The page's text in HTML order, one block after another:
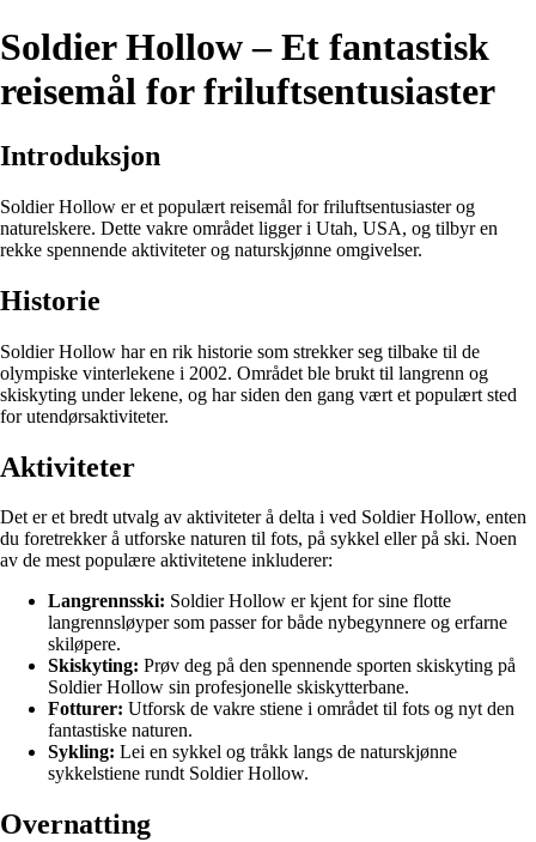
Soldier Hollow – Et fantastisk
reisemål for friluftsentusiaster
Introduksjon
Soldier Hollow er et populært reisemål for friluftsentusiaster og
naturelskere. Dette vakre området ligger i Utah, USA, og tilbyr en
rekke spennende aktiviteter og naturskjønne omgivelser.
Historie
Soldier Hollow har en rik historie som strekker seg tilbake til de
olympiske vinterlekene i 2002. Området ble brukt til langrenn og
skiskyting under lekene, og har siden den gang vært et populært sted
for utendørsaktiviteter.
Aktiviteter
Det er et bredt utvalg av aktiviteter å delta i ved Soldier Hollow, enten
du foretrekker å utforske naturen til fots, på sykkel eller på ski. Noen
av de mest populære aktivitetene inkluderer:
Langrennsski: Soldier Hollow er kjent for sine flotte
langrennsløyper som passer for både nybegynnere og erfarne
skiløpere.
Skiskyting: Prøv deg på den spennende sporten skiskyting på
Soldier Hollow sin profesjonelle skiskytterbane.
Fotturer: Utforsk de vakre stiene i området til fots og nyt den
fantastiske naturen.
Sykling: Lei en sykkel og tråkk langs de naturskjønne
sykkelstiene rundt Soldier Hollow.
Overnatting